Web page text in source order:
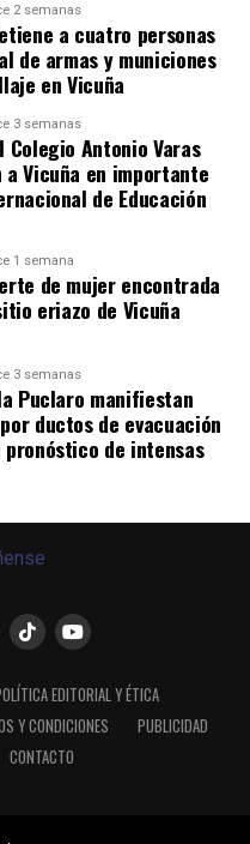
2 semanas
a cuatro personas
de armas y municiones
en Vicuña
3 semanas
Colegio Antonio Varas
Vicuña en importante
de Educación
1 semana
de mujer encontrada
eriazo de Vicuña
3 semanas
Puclaro manifiestan
ductos de evacuación
pronóstico de intensas
EDITORIAL Y ÉTICA
Y CONDICIONES
PUBLICIDAD
CONTACTO